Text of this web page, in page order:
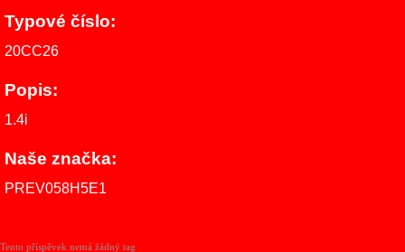
Typové číslo:
20CC26
Popis:
1.4i
Naše značka:
PREV058H5E1
Tento příspěvek nemá žádný tag